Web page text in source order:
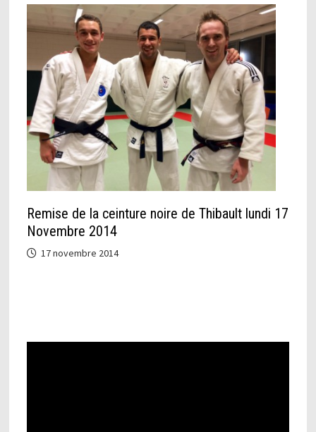
Remise de la ceinture noire de Thibault lundi 17
Novembre 2014
17 novembre 2014